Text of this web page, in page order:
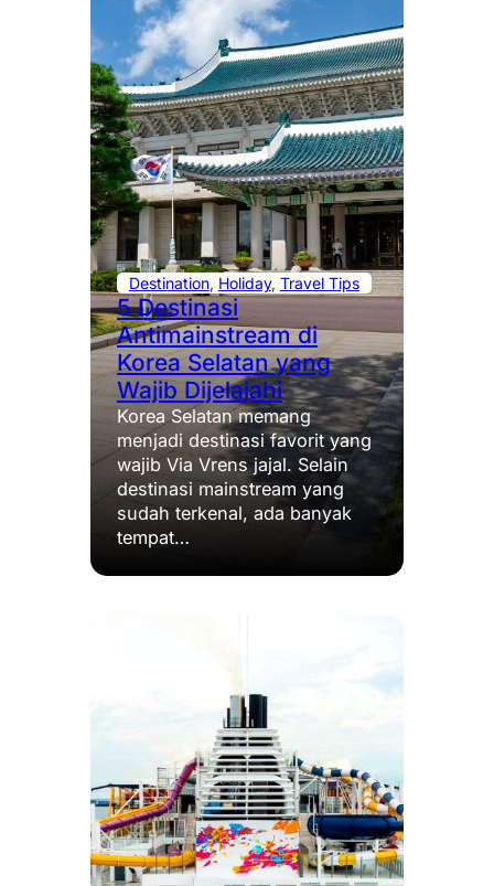
Destination, Holiday, Travel Tips
5 Destinasi
Antimainstream di
Korea Selatan yang
Wajib Dijelajahi
Korea Selatan memang
menjadi destinasi favorit yang
wajib Via Vrens jajal. Selain
destinasi mainstream yang
sudah terkenal, ada banyak
tempat…